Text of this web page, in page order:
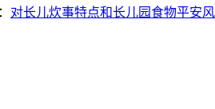
对长儿炊事特点和长儿园食物平安